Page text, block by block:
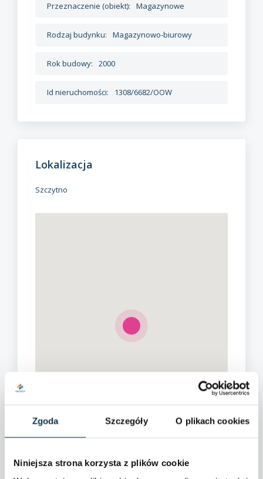
Zgoda Szczegóły O plikach cookies
Niniejsza strona korzysta z plików cookie
Przeznaczenie (obiekt): Magazynowe
Rodzaj budynku: Magazynowo-biurowy
Rok budowy: 2000
Id nieruchomości: 1308/6682/OOW
Lokalizacja
Szczytno